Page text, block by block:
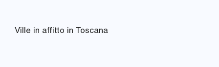
Ville in affitto in Toscana